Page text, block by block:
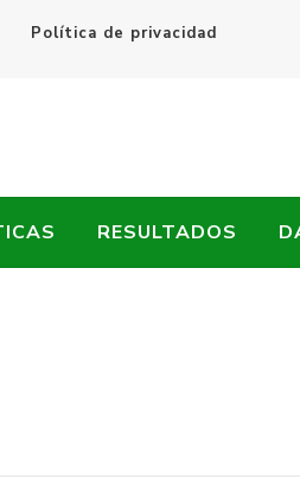
Política de privacidad
RESULTADOS